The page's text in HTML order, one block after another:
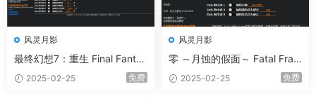
风灵月影
最终幻想7：重生 Final Fantas
y VII Rebirth 58项修改器
2025-02-25 免费
风灵月影
零 ～月蚀的假面～ Fatal Fram
e / Project Zero: Mask of the
Lunar Eclipse 14项修改器
2025-02-25 免费